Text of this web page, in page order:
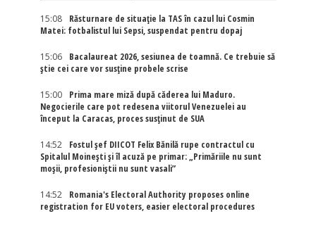
15:08
Răsturnare de situație la TAS în cazul lui Cosmin
Matei: fotbalistul lui Sepsi, suspendat pentru dopaj
15:06
Bacalaureat 2026, sesiunea de toamnă. Ce trebuie să
știe cei care vor susține probele scrise
15:00
Prima mare miză după căderea lui Maduro.
Negocierile care pot redesena viitorul Venezuelei au
început la Caracas, proces susținut de SUA
14:52
Fostul șef DIICOT Felix Bănilă rupe contractul cu
Spitalul Moinești și îl acuză pe primar: „Primăriile nu sunt
moșii, profesioniștii nu sunt vasali”
14:52
Romania's Electoral Authority proposes online
registration for EU voters, easier electoral procedures